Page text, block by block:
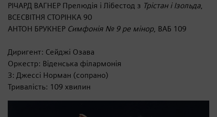
РІЧАРД ВАГНЕР Прелюдія і Лібестод з Трістан і Ізольда,
ВСЕСВІТНЯ СТОРІНКА 90
АНТОН БРУКНЕР Симфонія № 9 ре мінор, ВАБ 109
Диригент: Сейджі Озава
Оркестр: Віденська філармонія
З: Джессі Норман (сопрано)
Тривалість: 109 хвилин